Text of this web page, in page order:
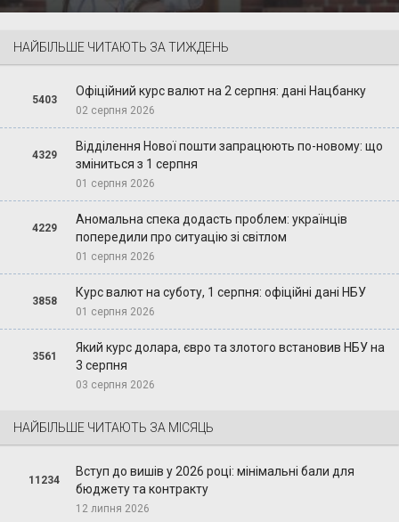
НАЙБІЛЬШЕ ЧИТАЮТЬ ЗА ТИЖДЕНЬ
5403
Офіційний курс валют на 2 серпня: дані Нацбанку
02 серпня 2026
4329
Відділення Нової пошти запрацюють по-новому: що
зміниться з 1 серпня
01 серпня 2026
4229
Аномальна спека додасть проблем: українців
попередили про ситуацію зі світлом
01 серпня 2026
3858
Курс валют на суботу, 1 серпня: офіційні дані НБУ
01 серпня 2026
3561
Який курс долара, євро та злотого встановив НБУ на
3 серпня
03 серпня 2026
НАЙБІЛЬШЕ ЧИТАЮТЬ ЗА МІСЯЦЬ
11234
Вступ до вишів у 2026 році: мінімальні бали для
бюджету та контракту
12 липня 2026